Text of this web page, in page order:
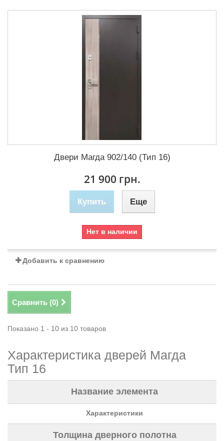
Двери Магда 902/140 (Тип 16)
21 900 грн.
Купить Еще
Нет в наличии
Добавить к сравнению
Сравнить (0)
Показано 1 - 10 из 10 товаров
Характеристика дверей Магда
Тип 16
Название элемента
Характеристики
Толщина дверного полотна